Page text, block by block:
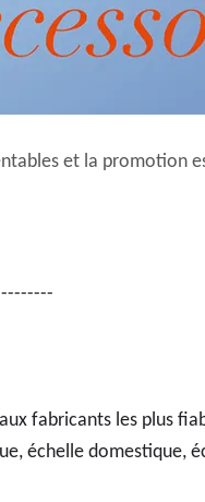
et la promotion
fabricants les plus
échelle domestique,